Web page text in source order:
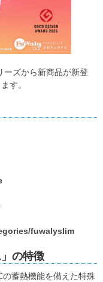
ーズから新商品が新登
す。
fuwalyslim
の特徴
蓄熱機能を備えた特殊